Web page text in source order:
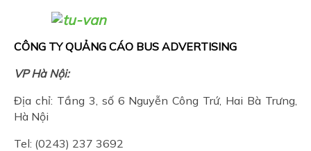
CÔNG TY QUẢNG CÁO BUS ADVERTISING
VP Hà Nội:
Địa chỉ: Tầng 3, số 6 Nguyễn Công Trứ, Hai Bà Trưng,
Hà Nội
Tel: (0243) 237 3692